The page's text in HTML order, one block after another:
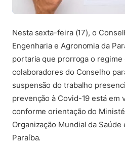
Nesta sexta-feira (17), o
Engenharia e Agronomia da
portaria que prorroga o regime
colaboradores do Conselho
suspensão do trabalho
prevenção à Covid-19 está em
conforme orientação do
Organização Mundial da
Paraíba.